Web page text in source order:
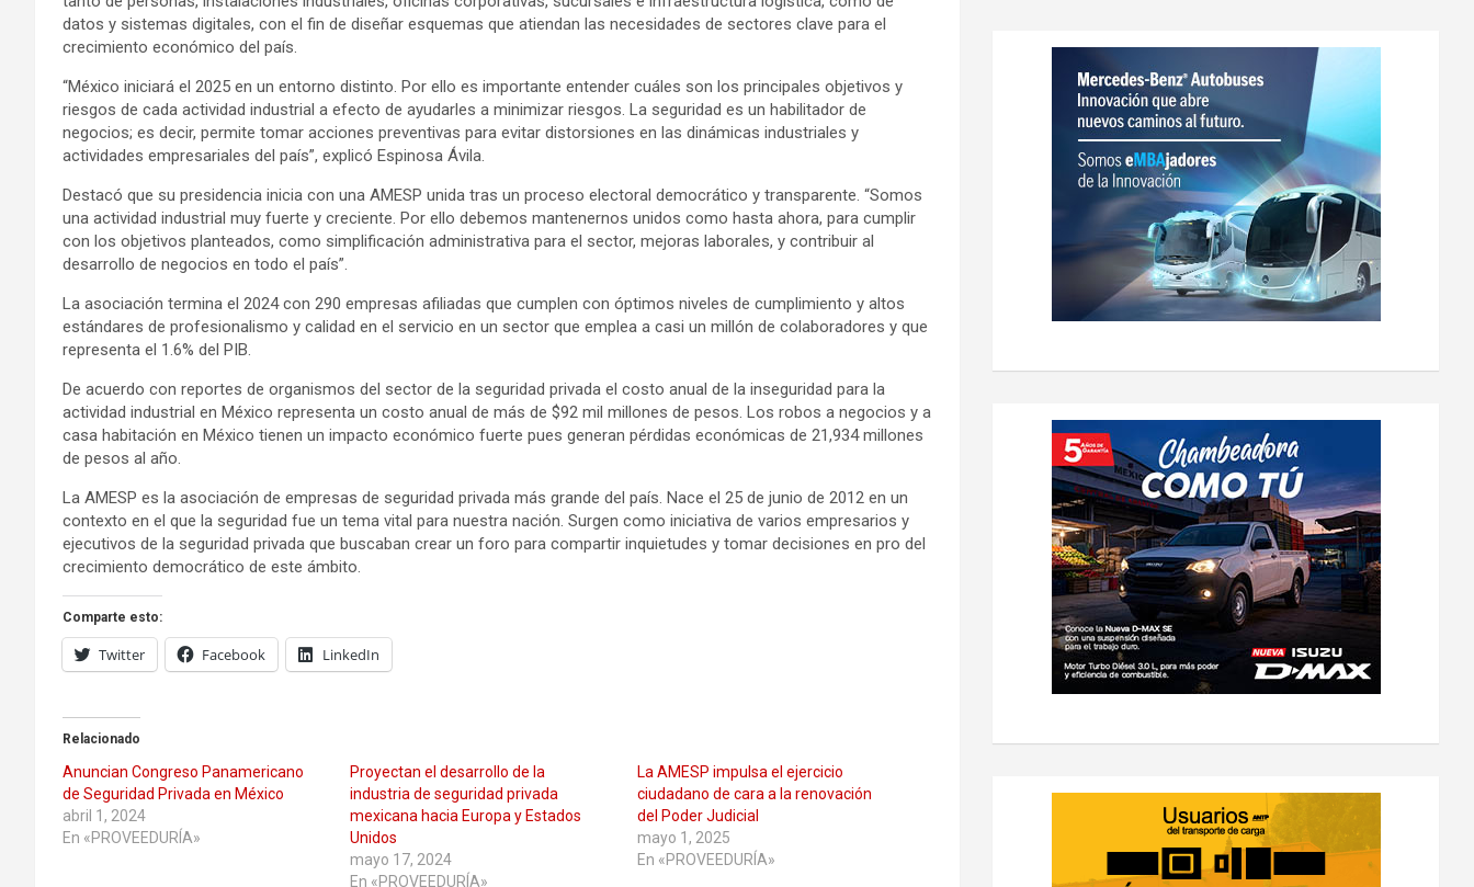
datos y sistemas digitales, con el fin de diseñar esquemas que atiendan las necesidades de sectores clave para el
crecimiento económico del país.
“México iniciará el 2025 en un entorno distinto. Por ello es importante entender cuáles son los principales objetivos y
riesgos de cada actividad industrial a efecto de ayudarles a minimizar riesgos. La seguridad es un habilitador de
negocios; es decir, permite tomar acciones preventivas para evitar distorsiones en las dinámicas industriales y
actividades empresariales del país”, explicó Espinosa Ávila.
Destacó que su presidencia inicia con una AMESP unida tras un proceso electoral democrático y transparente. “Somos
una actividad industrial muy fuerte y creciente. Por ello debemos mantenernos unidos como hasta ahora, para cumplir
con los objetivos planteados, como simplificación administrativa para el sector, mejoras laborales, y contribuir al
desarrollo de negocios en todo el país”.
La asociación termina el 2024 con 290 empresas afiliadas que cumplen con óptimos niveles de cumplimiento y altos
estándares de profesionalismo y calidad en el servicio en un sector que emplea a casi un millón de colaboradores y que
representa el 1.6% del PIB.
De acuerdo con reportes de organismos del sector de la seguridad privada el costo anual de la inseguridad para la
actividad industrial en México representa un costo anual de más de $92 mil millones de pesos. Los robos a negocios y a
casa habitación en México tienen un impacto económico fuerte pues generan pérdidas económicas de 21,934 millones
de pesos al año.
La AMESP es la asociación de empresas de seguridad privada más grande del país. Nace el 25 de junio de 2012 en un
contexto en el que la seguridad fue un tema vital para nuestra nación. Surgen como iniciativa de varios empresarios y
ejecutivos de la seguridad privada que buscaban crear un foro para compartir inquietudes y tomar decisiones en pro del
crecimiento democrático de este ámbito.
Comparte esto:
Twitter Facebook LinkedIn
Relacionado
Anuncian Congreso Panamericano
de Seguridad Privada en México
abril 1, 2024
En «PROVEEDURÍA»
Proyectan el desarrollo de la
industria de seguridad privada
mexicana hacia Europa y Estados
Unidos
mayo 17, 2024
En «PROVEEDURÍA»
La AMESP impulsa el ejercicio
ciudadano de cara a la renovación
del Poder Judicial
mayo 1, 2025
En «PROVEEDURÍA»